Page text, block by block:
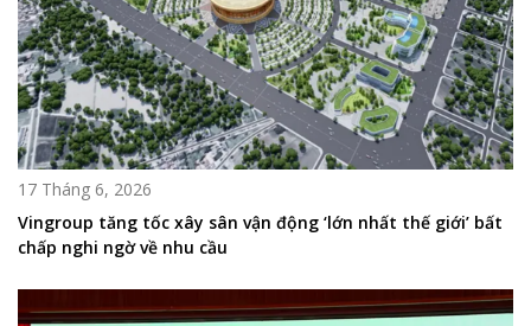
17 Tháng 6, 2026
Vingroup tăng tốc xây sân vận động ‘lớn nhất thế giới’ bất
chấp nghi ngờ về nhu cầu